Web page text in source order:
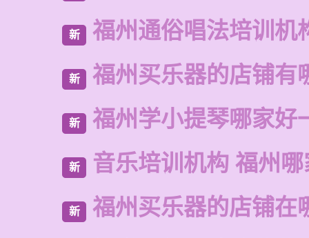
新 福州通俗唱法培训机
新 福州买乐器的店铺有
新 福州学小提琴哪家好
新 音乐培训机构 福州
新 福州买乐器的店铺在